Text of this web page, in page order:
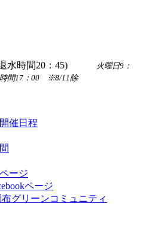
退水時間20：45)
火曜日9：
時間17：00 ※8/11除